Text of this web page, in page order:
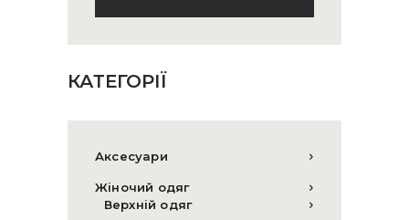
КАТЕГОРІЇ
Аксесуари
Жіночий одяг
Верхній одяг